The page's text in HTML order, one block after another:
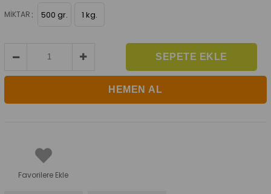
MIKTAR : 500 gr. 1 kg.
Favorilere Ekle